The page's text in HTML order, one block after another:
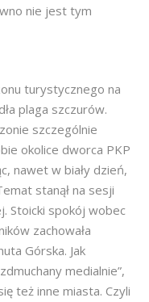
nie jest tym
turystycznego na
plaga szczurów.
szczególnie
okolice dworca PKP
nawet w biały dzień,
stanął na sesji
Stoicki spokój wobec
zachowała
Górska. Jak
medialnie”,
też inne miasta. Czyli